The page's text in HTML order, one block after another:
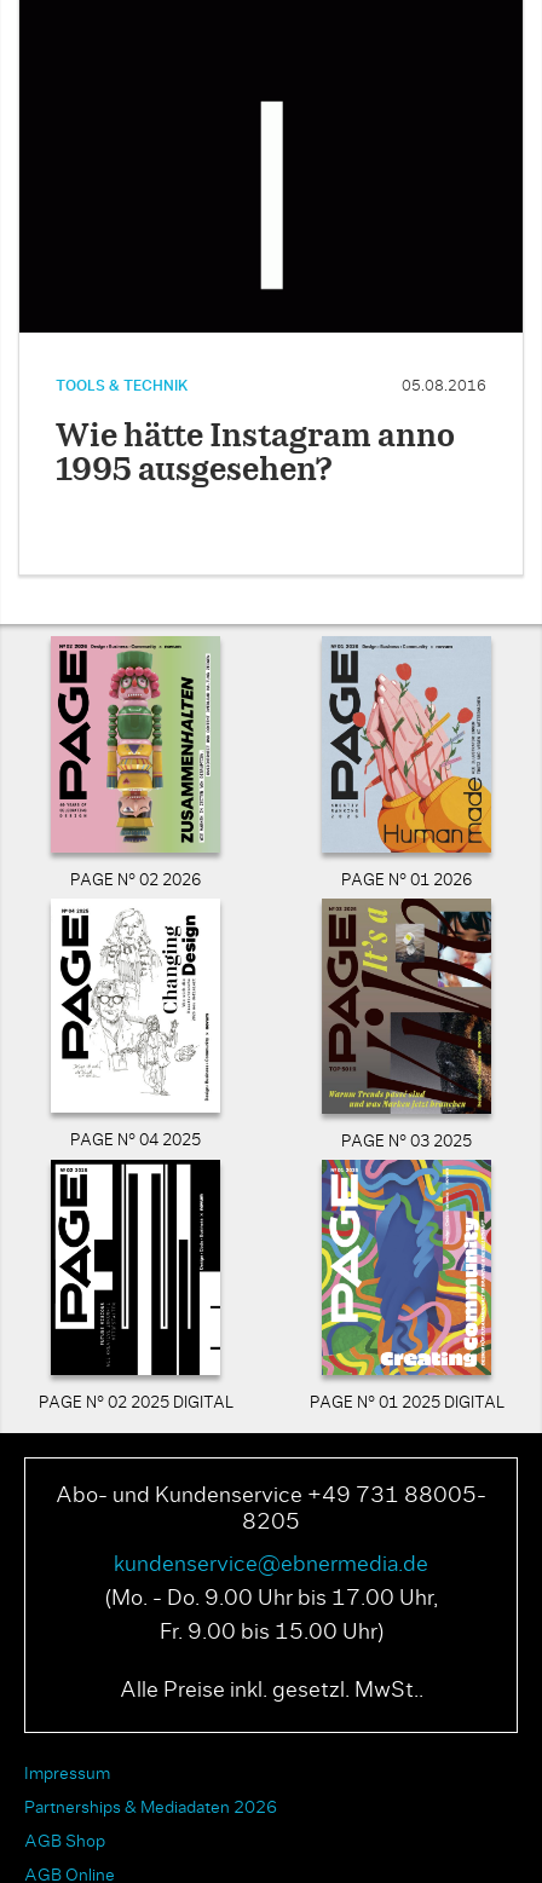
TOOLS & TECHNIK 05.08.2016
Wie hätte Instagram anno
1995 ausgesehen?
PAGE N° 02 2026 PAGE N° 01 2026
PAGE N° 04 2025 PAGE N° 03 2025
PAGE N° 02 2025 DIGITAL PAGE N° 01 2025 DIGITAL
Abo- und Kundenservice +49 731 88005-
8205
kundenservice@ebnermedia.de
(Mo. - Do. 9.00 Uhr bis 17.00 Uhr,
Fr. 9.00 bis 15.00 Uhr)
Alle Preise inkl. gesetzl. MwSt..
Impressum
Partnerships & Mediadaten 2026
AGB Shop
AGB Online